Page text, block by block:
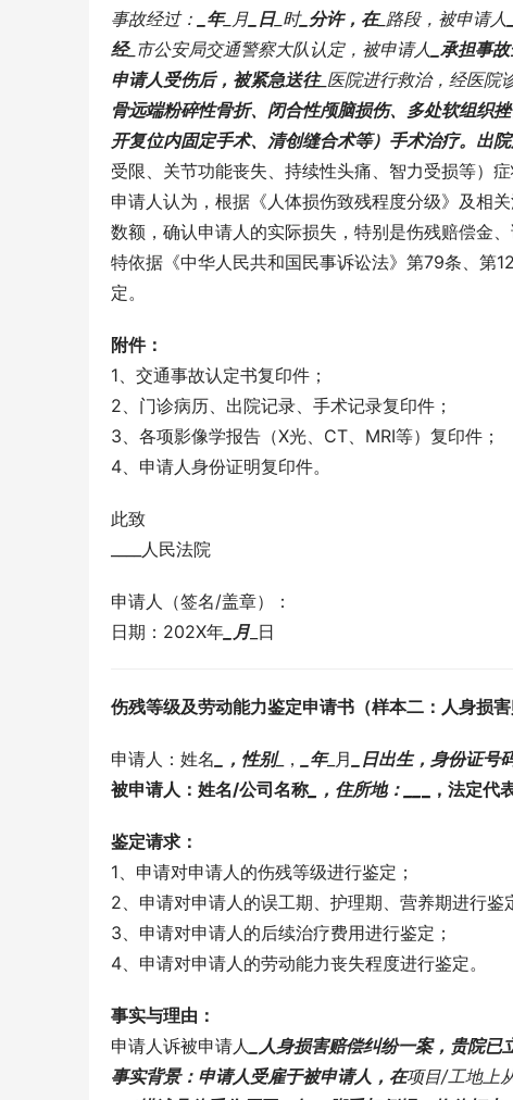
事故经过：
_年_月 _日_时_分许，在_路段，被申请人
经_市公安局交通警察大队认定，被申请人 _承担事
申请人受伤后，被紧急送往_医院进行救治，经医院
骨远端粉碎性骨折、闭合性颅脑损伤、多处软组织
开复位内固定手术、清创缝合术等）手术治疗。出
受限、关节功能丧失、持续性头痛、智力受损等）
申请人认为，根据《人体损伤致残程度分级》及相
数额，确认申请人的实际损失，特别是伤残赔偿金
特依据《中华人民共和国民事诉讼法》第79条、第
定。
附件：
1、交通事故认定书复印件；
2、门诊病历、出院记录、手术记录复印件；
3、各项影像学报告（X光、CT、MRI等）复印件；
4、申请人身份证明复印件。
此致
____人民法院
申请人（签名/盖章）：
日期：202X年 _月_日
伤残等级及劳动能力鉴定申请书（样本二：人身损
申请人：姓名 _，性别_， _年_月 _日出生，身份证号
被申请人：姓名/公司名称_，住所地： _，法定代
鉴定请求：
1、申请对申请人的伤残等级进行鉴定；
2、申请对申请人的误工期、护理期、营养期进行鉴
3、申请对申请人的后续治疗费用进行鉴定；
4、申请对申请人的劳动能力丧失程度进行鉴定。
事实与理由：
申请人诉被申请人 _人身损害赔偿纠纷一案，贵院已
事实背景：申请人受雇于被申请人，在项目/工地上